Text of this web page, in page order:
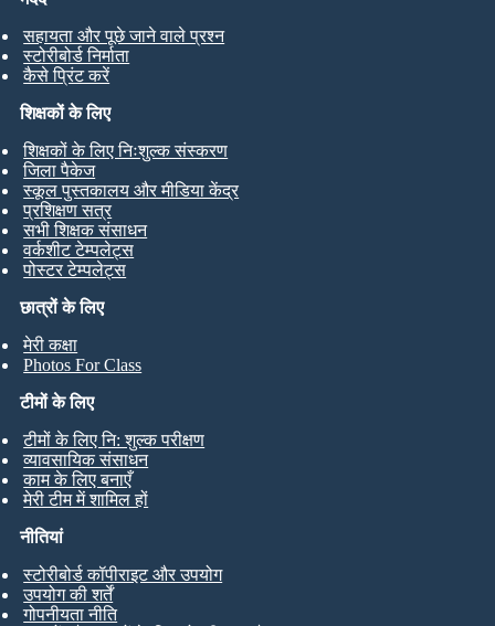
सहायता और पूछे जाने वाले प्रश्न
स्टोरीबोर्ड निर्माता
कैसे प्रिंट करें
छात्रों के लिए
मेरी कक्षा
Photos For Class
शिक्षकों के लिए
शिक्षकों के लिए निःशुल्क संस्करण
जिला पैकेज
स्कूल पुस्तकालय और मीडिया केंद्र
प्रशिक्षण सत्र
सभी शिक्षक संसाधन
वर्कशीट टेम्पलेट्स
पोस्टर टेम्पलेट्स
टीमों के लिए
टीमों के लिए नि: शुल्क परीक्षण
व्यावसायिक संसाधन
काम के लिए बनाएँ
मेरी टीम में शामिल हों
नीतियां
स्टोरीबोर्ड कॉपीराइट और उपयोग
उपयोग की शर्तें
गोपनीयता नीति